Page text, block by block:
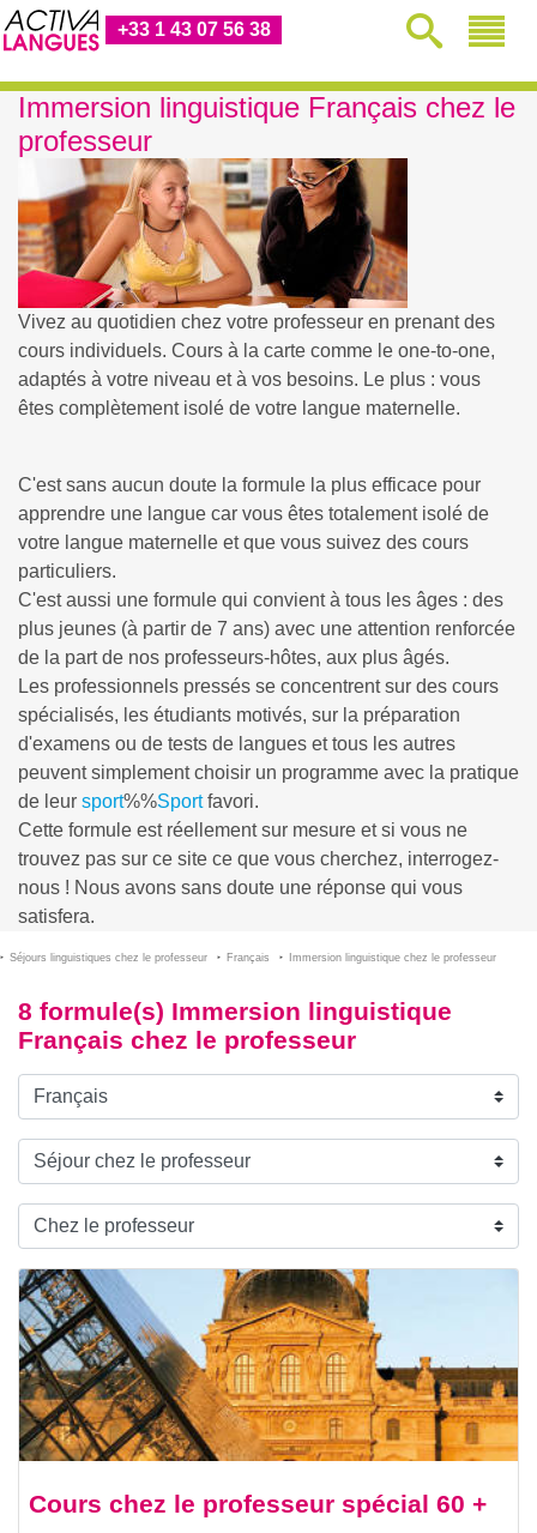
+33 1 43 07 56 38
Immersion linguistique Français chez le
professeur
Vivez au quotidien chez votre professeur en prenant des
cours individuels. Cours à la carte comme le one-to-one,
adaptés à votre niveau et à vos besoins. Le plus : vous
êtes complètement isolé de votre langue maternelle.
C'est sans aucun doute la formule la plus efficace pour
apprendre une langue car vous êtes totalement isolé de
votre langue maternelle et que vous suivez des cours
particuliers.
C'est aussi une formule qui convient à tous les âges : des
plus jeunes (à partir de 7 ans) avec une attention renforcée
de la part de nos professeurs-hôtes, aux plus âgés.
Les professionnels pressés se concentrent sur des cours
spécialisés, les étudiants motivés, sur la préparation
d'examens ou de tests de langues et tous les autres
peuvent simplement choisir un programme avec la pratique
de leur sport%%Sportfavori.
Cette formule est réellement sur mesure et si vous ne
trouvez pas sur ce site ce que vous cherchez, interrogez-
nous ! Nous avons sans doute une réponse qui vous
satisfera.
Séjours linguistiques chez le professeur Français Immersion linguistique chez le professeur
8 formule(s) Immersion linguistique
Français chez le professeur
Cours chez le professeur spécial 60 +